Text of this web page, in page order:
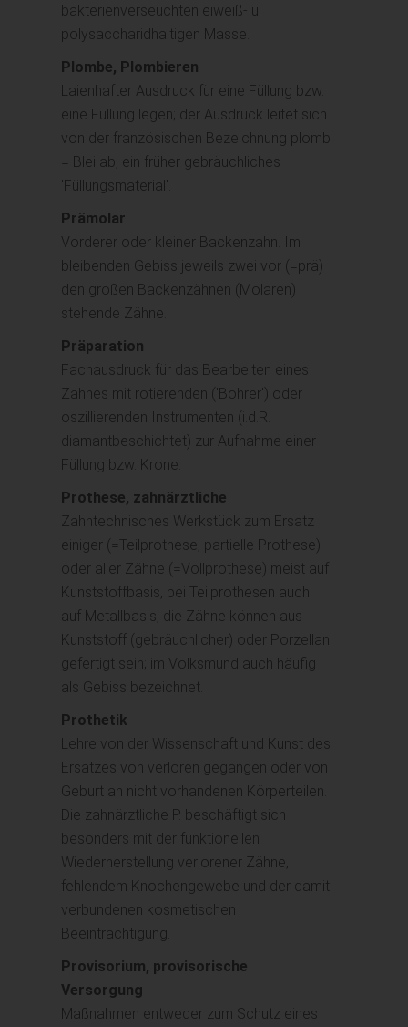
bakterienverseuchten eiweiß- u.
polysaccharidhaltigen Masse.
Plombe, Plombieren
Laienhafter Ausdruck für eine Füllung bzw.
eine Füllung legen; der Ausdruck leitet sich
von der französischen Bezeichnung plomb
= Blei ab, ein früher gebräuchliches
'Füllungsmaterial'.
Prämolar
Vorderer oder kleiner Backenzahn. Im
bleibenden Gebiss jeweils zwei vor (=prä)
den großen Backenzähnen (Molaren)
stehende Zähne.
Präparation
Fachausdruck für das Bearbeiten eines
Zahnes mit rotierenden ('Bohrer') oder
oszillierenden Instrumenten (i.d.R.
diamantbeschichtet) zur Aufnahme einer
Füllung bzw. Krone.
Prothese, zahnärztliche
Zahntechnisches Werkstück zum Ersatz
einiger (=Teilprothese, partielle Prothese)
oder aller Zähne (=Vollprothese) meist auf
Kunststoffbasis, bei Teilprothesen auch
auf Metallbasis, die Zähne können aus
Kunststoff (gebräuchlicher) oder Porzellan
gefertigt sein; im Volksmund auch häufig
als Gebiss bezeichnet.
Prothetik
Lehre von der Wissenschaft und Kunst des
Ersatzes von verloren gegangen oder von
Geburt an nicht vorhandenen Körperteilen.
Die zahnärztliche P. beschäftigt sich
besonders mit der funktionellen
Wiederherstellung verlorener Zähne,
fehlendem Knochengewebe und der damit
verbundenen kosmetischen
Beeinträchtigung.
Provisorium, provisorische
Versorgung
Maßnahmen entweder zum Schutz eines